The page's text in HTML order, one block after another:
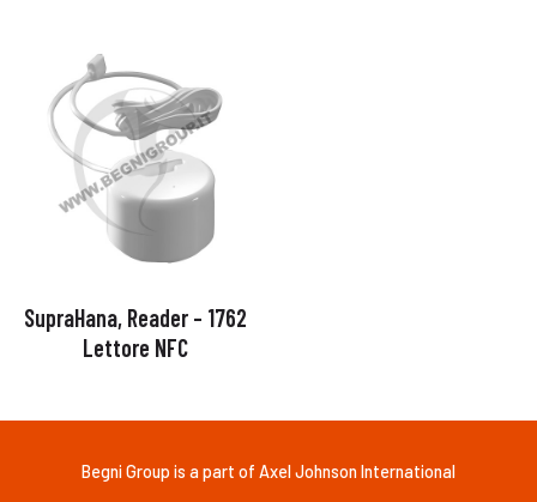
SupraHana, Reader – 1762
Lettore NFC
Begni Group is a part of Axel Johnson International